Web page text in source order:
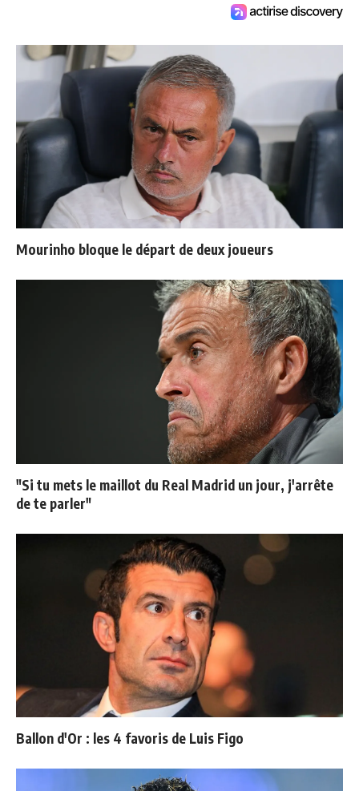
Mourinho bloque le départ de deux joueurs
"Si tu mets le maillot du Real Madrid un jour, j'arrête
de te parler"
Ballon d'Or : les 4 favoris de Luis Figo